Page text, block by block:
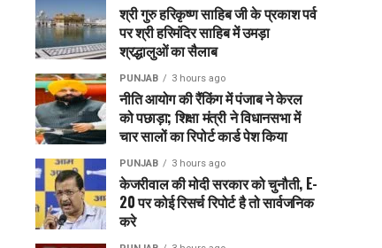
श्री गुरु हरिकृष्ण साहिब जी के प्रकाश पर्व
पर श्री हरिमंदिर साहिब में उमड़ा
श्रद्धालुओं का सैलाब
PUNJAB 3 hours ago
नीति आयोग की रैंकिंग में पंजाब ने केरल
को पछाड़ा; शिक्षा मंत्री ने विधानसभा में
चार सालों का रिपोर्ट कार्ड पेश किया
PUNJAB 3 hours ago
केजरीवाल की मोदी सरकार को चुनौती, E-
20 पर कोई रिसर्च रिपोर्ट है तो सार्वजनिक
करे